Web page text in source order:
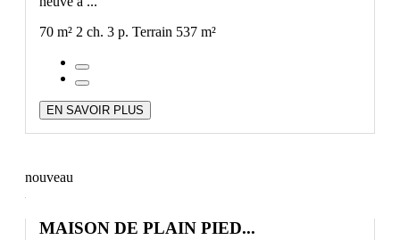
70 m² 2 ch. 3 p. Terrain 537 m²
EN SAVOIR PLUS
nouveau
MAISON DE PLAIN PIED...